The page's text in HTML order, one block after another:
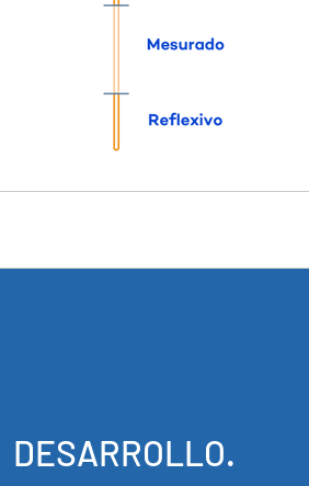
DESARROLLO.